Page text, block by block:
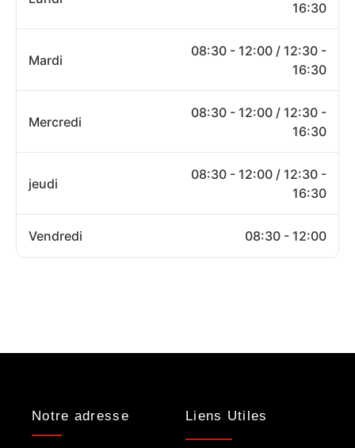
16:30
Mardi
08:30 - 12:00 / 12:30 -
16:30
Mercredi
08:30 - 12:00 / 12:30 -
16:30
jeudi
08:30 - 12:00 / 12:30 -
16:30
Vendredi 08:30 - 12:00
Notre adresse Liens Utiles